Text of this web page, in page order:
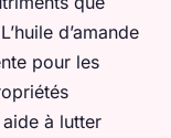
d’amande
pour les
à lutter